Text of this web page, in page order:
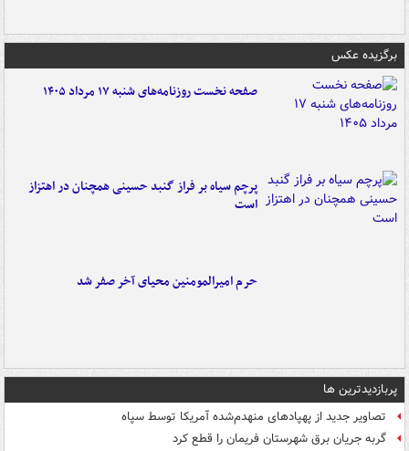
برگزیده عکس
صفحه نخست روزنامه‌های شنبه ۱۷ مرداد ۱۴۰۵
پرچم سیاه بر فراز گنبد حسینی همچنان در اهتزاز
است
حرم امیرالمومنین محیای آخر صفر شد
پربازدیدترین ها
تصاویر جدید از پهپادهای منهدم‌شده آمریکا توسط سپاه
گربه جریان برق شهرستان فریمان را قطع کرد